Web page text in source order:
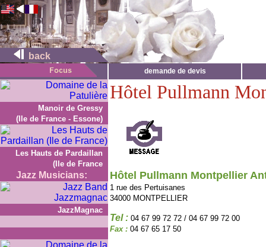
back
demande de devis
Manoir de Gressy
(Ile de France - Essone)
Les Hauts de Pardaillan
(Ile de France
Jazz Musicians:
JazzMagnac
Hôtel Pullmann
Hôtel Pullmann Montpellier
1 rue des Pertuisanes
34000 MONTPELLIER
Tel : 04 67 99 72 72 / 04 67 99 72 00
Fax : 04 67 65 17 50